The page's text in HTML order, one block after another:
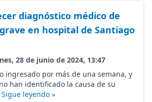
diagnóstico médico de
en hospital de Santiago
28 de junio de 2024, 13:47
ingresado por más de una semana, y
han identificado la causa de su
Sigue leyendo »